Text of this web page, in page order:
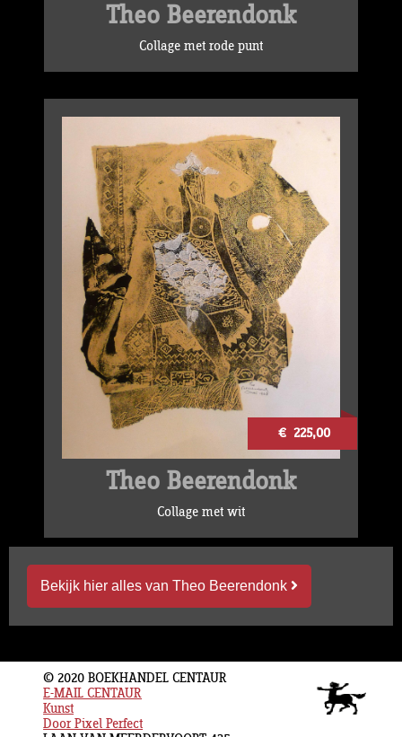
Theo Beerendonk
Collage met rode punt
€ 225,00
Theo Beerendonk
Collage met wit
Bekijk hier alles van Theo Beerendonk
© 2020 BOEKHANDEL CENTAUR
E-MAIL CENTAUR
Kunst
Door Pixel Perfect